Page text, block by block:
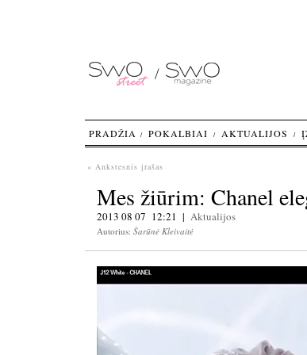
« Ankstesnis įrašas
Mes žiūrim: Chanel
2013 08 07 12:21 | Aktualijos
Autorius: Šarūnė Kleivaitė
PRADŽIA POKALBIAI AKTUALIJOS